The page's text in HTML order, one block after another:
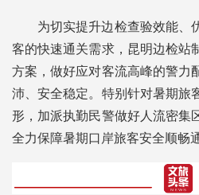
为切实提升边检查验效能、
客的快速通关需求，昆明边检站
方案，做好应对客流高峰的警力
沛、安全稳定。特别针对暑期旅
形，加派执勤民警做好人流密集
全力保障暑期口岸旅客安全顺畅